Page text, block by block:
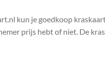
kun je goedkoop
prijs hebt of niet. De